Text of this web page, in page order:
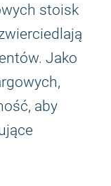
stoisk
Jako
aby